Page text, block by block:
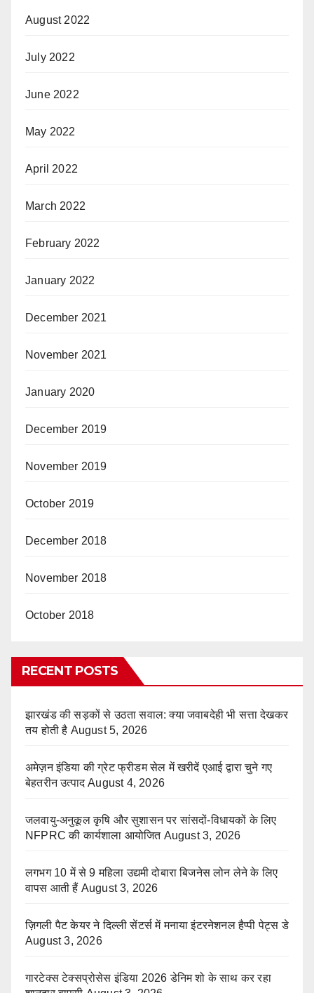
August 2022
July 2022
June 2022
May 2022
April 2022
March 2022
February 2022
January 2022
December 2021
November 2021
January 2020
December 2019
November 2019
October 2019
December 2018
November 2018
October 2018
RECENT POSTS
झारखंड की सड़कों से उठता सवाल: क्या जवाबदेही भी सत्ता देखकर
तय होती है August 5, 2026
अमेज़न इंडिया की ग्रेट फ्रीडम सेल में खरीदें एआई द्वारा चुने गए
बेहतरीन उत्पाद August 4, 2026
जलवायु-अनुकूल कृषि और सुशासन पर सांसदों-विधायकों के लिए
NFPRC की कार्यशाला आयोजित August 3, 2026
लगभग 10 में से 9 महिला उद्यमी दोबारा बिजनेस लोन लेने के लिए
वापस आती हैं August 3, 2026
ज़िगली पैट केयर ने दिल्ली सेंटर्स में मनाया इंटरनेशनल हैप्पी पेट्स डे
August 3, 2026
गारटेक्स टेक्सप्रोसेस इंडिया 2026 डेनिम शो के साथ कर रहा